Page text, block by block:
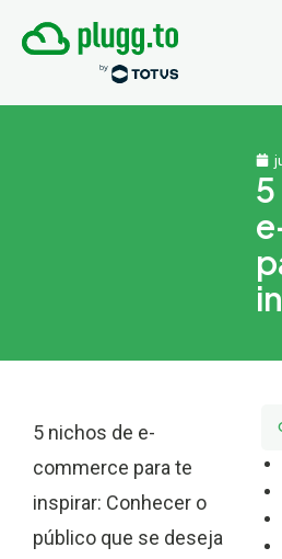
5 nichos de e-
commerce para te
inspirar: Conhecer o
público que se deseja